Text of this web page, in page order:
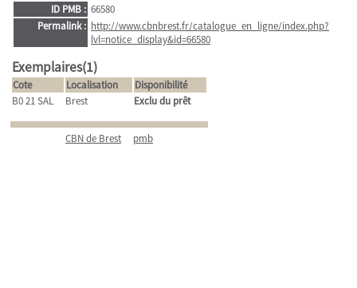
ID PMB : 66580
Permalink : http://www.cbnbrest.fr/catalogue_en_ligne/index.php?
lvl=notice_display&id=66580
Exemplaires(1)
Cote Localisation
Disponibilité
B0 21 SAL
Brest Exclu du prêt
CBN de Brest pmb